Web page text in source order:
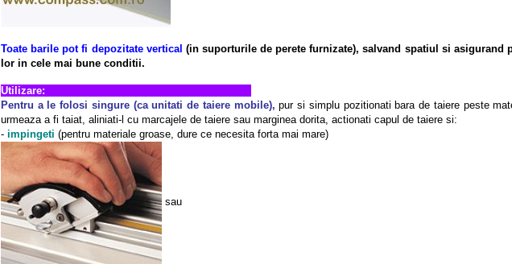
Toate barile pot fi depozitate vertical (in suporturile de perete furnizate), salvand spatiul si asigurand
lor in cele mai bune conditii.
Utilizare:
Pentru a le folosi singure (ca unitati de taiere mobile), pur si simplu pozitionati bara de taiere peste
urmeaza a fi taiat, aliniati-l cu marcajele de taiere sau marginea dorita, actionati capul de taiere si:
- impingeti (pentru materiale groase, dure ce necesita forta mai mare)
sau